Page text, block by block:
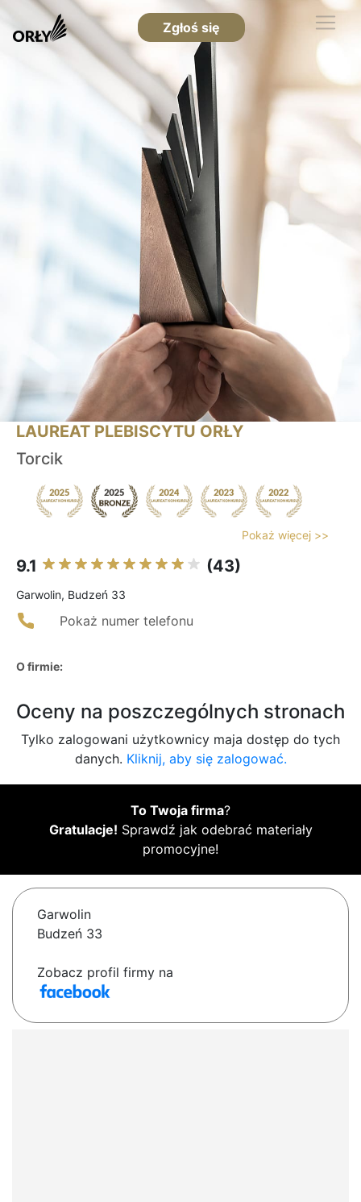
Zgłoś się
LAUREAT PLEBISCYTU ORŁY
Torcik
Pokaż więcej >>
9.1 (43)
Garwolin, Budzeń 33
Pokaż numer telefonu
O firmie:
Oceny na poszczególnych stronach
Tylko zalogowani użytkownicy maja dostęp do tych
danych. Kliknij, aby się zalogować.
To Twoja firma?
Gratulacje! Sprawdź jak odebrać materiały
promocyjne!
Garwolin
Budzeń 33
Zobacz profil firmy na